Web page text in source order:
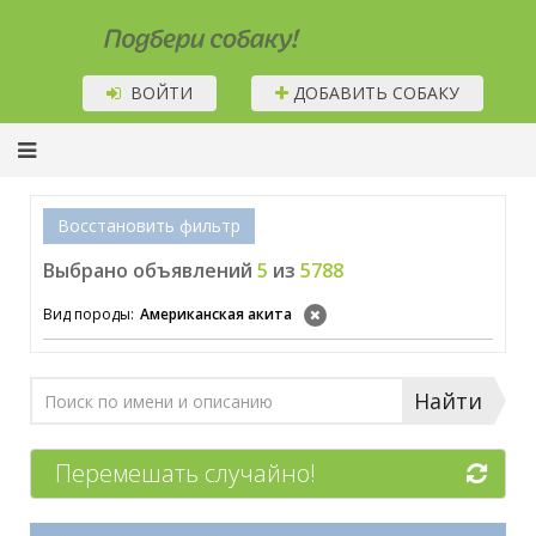
Подбери собаку!
ВОЙТИ ДОБАВИТЬ СОБАКУ
Восстановить фильтр
Выбрано объявлений 5 из 5788
Вид породы: Американская акита
Найти
Перемешать случайно!